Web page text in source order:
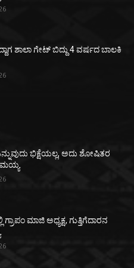
ಶಾಲಾ ಗೇಟ್‌ ಬಿದ್ದು 4 ವರ್ಷದ ಬಾಲಕಿ
ಭಿಕ್ಷೆಯಲ್ಲ, ಅದು ಶೋಷಿತರ
ಮಾಜಿ ಅಧ್ಯಕ್ಷ, ಗುತ್ತಿಗೆದಾರನ